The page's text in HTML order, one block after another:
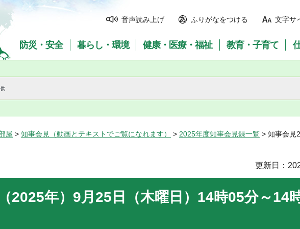
Prefecture
音声読み上げ ふりがなをつける 文字サ
防災・安全 暮らし・環境 健康・医療・福祉 教育・子育て
屋 > 知事会見（動画とテキストでご覧になれます） > 2025年度知事会見録一覧 > 知事会見
更新日：
2025年）9月25日（木曜日）14時05分～14